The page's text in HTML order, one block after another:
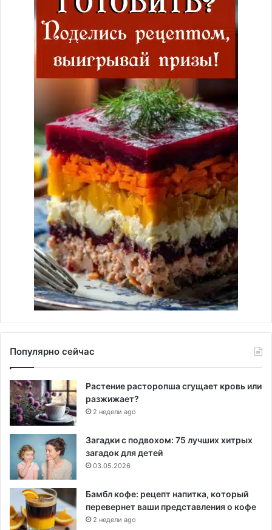
Популярно сейчас
Растение расторопша сгущает кровь или
разжижает?
2 недели ago
Загадки с подвохом: 75 лучших хитрых
загадок для детей
03.05.2026
Бамбл кофе: рецепт напитка, который
перевернет ваши представления о кофе
2 недели ago